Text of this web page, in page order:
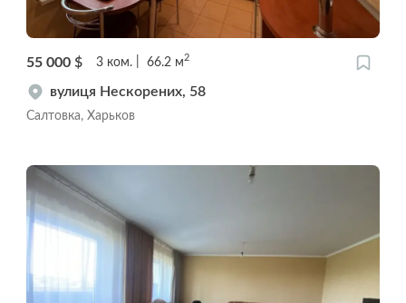
55 000 $ 3 ком. 66.2 м2
вулиця Нескорених, 58
Салтовка, Харьков